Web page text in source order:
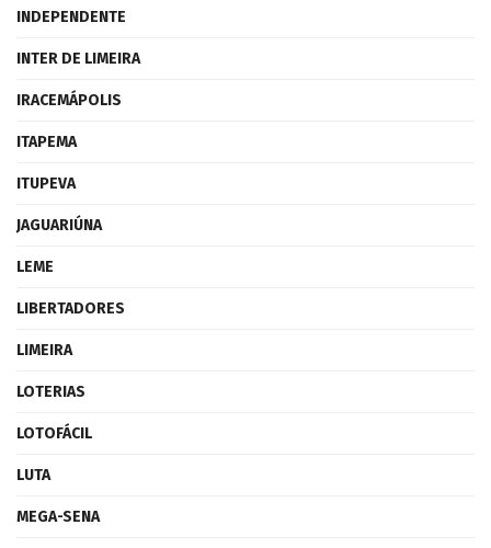
INDEPENDENTE
INTER DE LIMEIRA
IRACEMÁPOLIS
ITAPEMA
ITUPEVA
JAGUARIÚNA
LEME
LIBERTADORES
LIMEIRA
LOTERIAS
LOTOFÁCIL
LUTA
MEGA-SENA